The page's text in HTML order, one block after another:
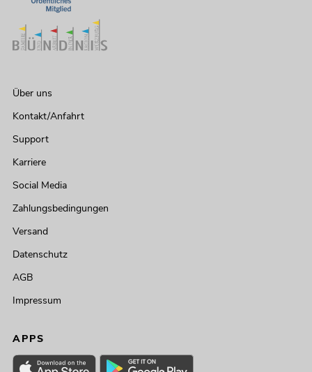
Über uns
Kontakt/Anfahrt
Support
Karriere
Social Media
Zahlungsbedingungen
Versand
Datenschutz
AGB
Impressum
APPS